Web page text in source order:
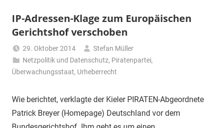
IP-Adressen-Klage zum Europäischen
Gerichtshof verschoben
29. Oktober 2014
Stefan Müller
Netzpolitik und Datenschutz, Piratenpartei,
Überwachungsstaat, Urheberrecht
Wie berichtet, verklagte der Kieler PIRATEN-Abgeordnete
Patrick Breyer (Homepage) Deutschland vor dem